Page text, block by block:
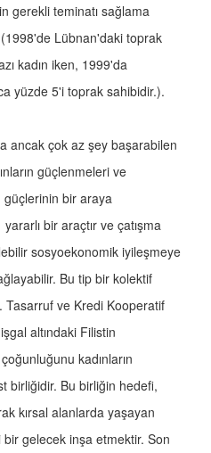
gerekli teminatı sağlama
(1998'de Lübnan'daki toprak
kadın iken, 1999'da
yüzde 5'i toprak sahibidir.).
ancak çok az şey başarabilen
güçlenmeleri ve
güçlerinin bir araya
bir araçtır ve çatışma
sosyoekonomik iyileşmeye
Bu tip bir kolektif
Tasarruf ve Kredi Kooperatif
altındaki Filistin
kadınların
birliğidir. Bu birliğin hedefi,
kırsal alanlarda yaşayan
gelecek inşa etmektir. Son